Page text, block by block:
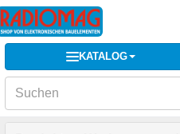
KATALOG